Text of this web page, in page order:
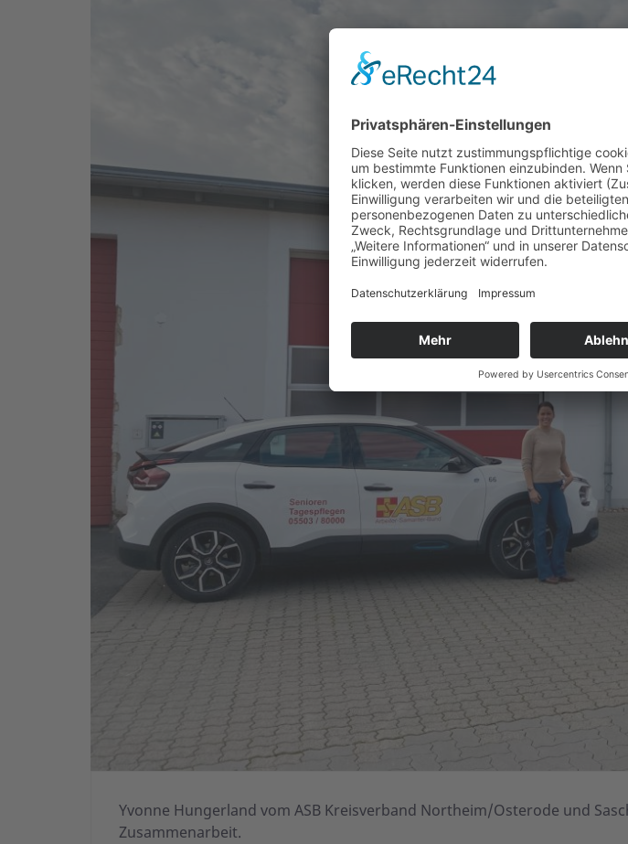
Yvonne Hungerland vom ASB Kreisverband Northeim/Osterode und
Zusammenarbeit.